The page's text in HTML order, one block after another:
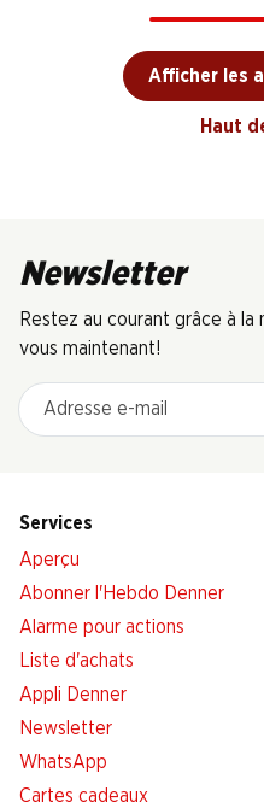
Afficher les
Haut
Newsletter
Restez au courant grâce à
vous maintenant!
Adresse e-mail
Services
Aperçu
Abonner l'Hebdo Denner
Alarme pour actions
Liste d'achats
Appli Denner
Newsletter
WhatsApp
Cartes cadeaux